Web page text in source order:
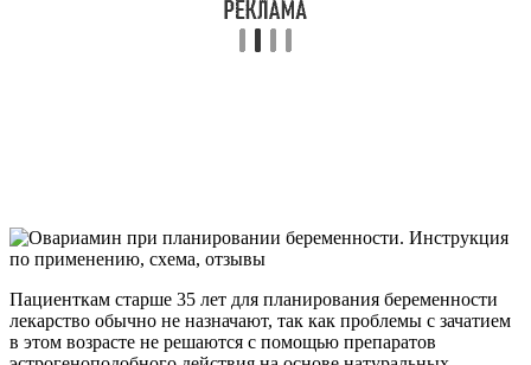
Пациенткам старше 35 лет для планирования беременности
лекарство обычно не назначают, так как проблемы с зачатием
в этом возрасте не решаются с помощью препаратов